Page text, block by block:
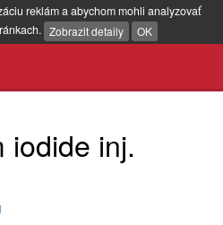
reklám a abychom mohli analyzovať
Zobrazit detaily OK
iodide inj.